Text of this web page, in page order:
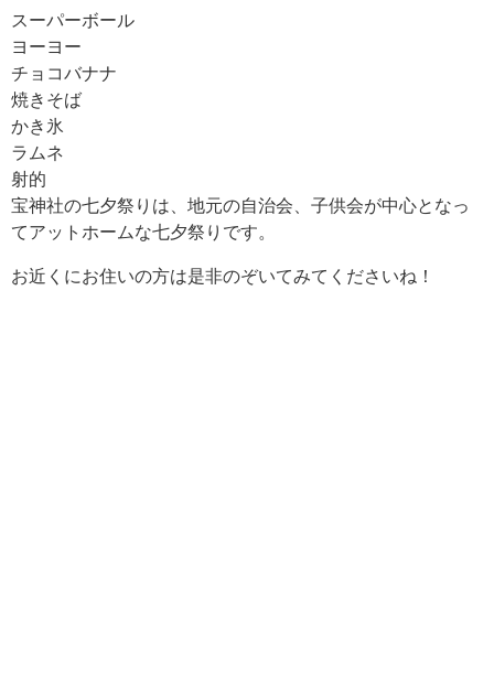
スーパーボール
ヨーヨー
チョコバナナ
焼きそば
かき氷
ラムネ
射的
宝神社の七夕祭りは、地元の自治会、子供会が中心となっ
てアットホームな七夕祭りです。
お近くにお住いの方は是非のぞいてみてくださいね！